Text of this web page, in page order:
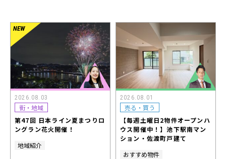
2026.08.03
街・地域
第47回 日本ライン夏まつりロ
ングラン花火開催！
地域紹介
2026.08.01
売る・買う
【毎週土曜日2物件オープンハ
ウス開催中！】池下駅南マン
ション・佐渡町戸建て
おすすめ物件